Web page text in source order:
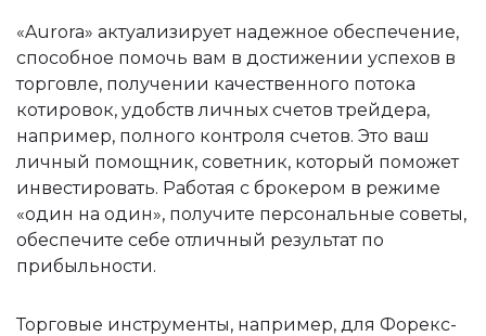
«Aurora» актуализирует надежное обеспечение,
способное помочь вам в достижении успехов в
торговле, получении качественного потока
котировок, удобств личных счетов трейдера,
например, полного контроля счетов. Это ваш
личный помощник, советник, который поможет
инвестировать. Работая с брокером в режиме
«один на один», получите персональные советы,
обеспечите себе отличный результат по
прибыльности.
Торговые инструменты, например, для Форекс-